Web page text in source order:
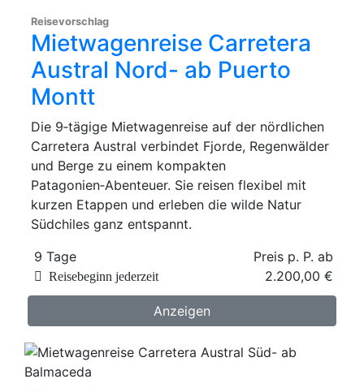
Reisevorschlag
Mietwagenreise Carretera
Austral Nord- ab Puerto
Montt
Die 9‑tägige Mietwagenreise auf der nördlichen
Carretera Austral verbindet Fjorde, Regenwälder
und Berge zu einem kompakten
Patagonien‑Abenteuer. Sie reisen flexibel mit
kurzen Etappen und erleben die wilde Natur
Südchiles ganz entspannt.
9 Tage
Preis p. P. ab
2.200,00 €
Reisebeginn jederzeit
Anzeigen